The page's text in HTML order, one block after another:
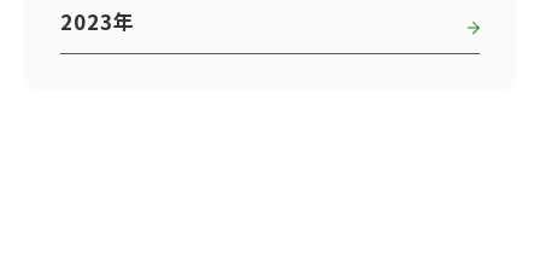
2023年